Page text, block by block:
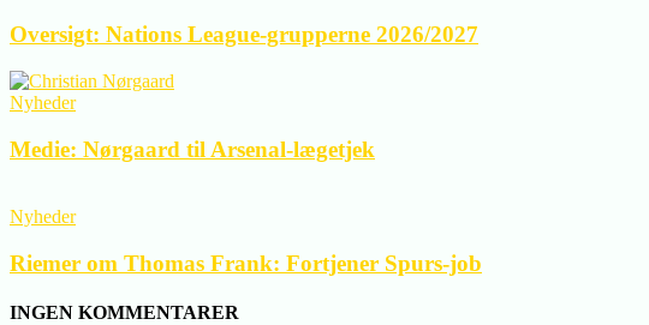
Oversigt: Nations League-grupperne 2026/2027
Nyheder
Medie: Nørgaard til Arsenal-lægetjek
Nyheder
Riemer om Thomas Frank: Fortjener Spurs-job
INGEN KOMMENTARER